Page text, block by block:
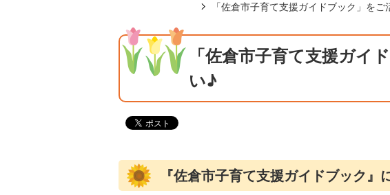
「佐倉市子育て支援ガイドブック」を
「佐倉市子育て支援ガイ
い♪
『佐倉市子育て支援ガイドブック』